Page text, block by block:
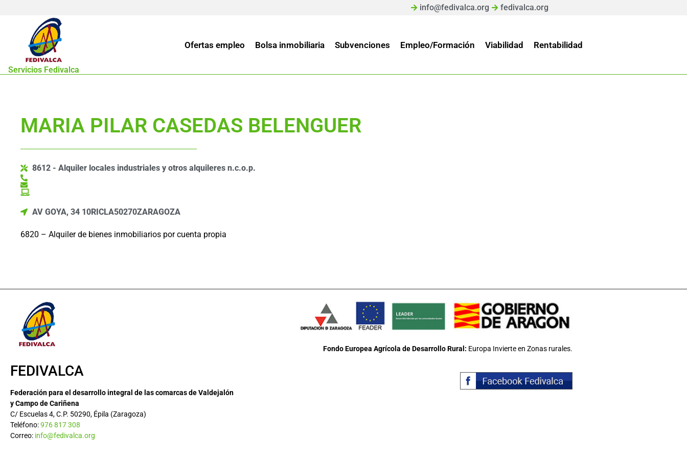
info@fedivalca.org fedivalca.org
Servicios Fedivalca
Ofertas empleo Bolsa inmobiliaria Subvenciones Empleo/Formación Viabilidad Rentabilidad
MARIA PILAR CASEDAS BELENGUER
8612 - Alquiler locales industriales y otros alquileres n.c.o.p.
AV GOYA, 34 10RICLA50270ZARAGOZA
6820 – Alquiler de bienes inmobiliarios por cuenta propia
FEDIVALCA
Federación para el desarrollo integral de las comarcas de Valdejalón
y Campo de Cariñena
C/ Escuelas 4, C.P. 50290, Épila (Zaragoza)
Teléfono:976 817 308
Correo: info@fedivalca.org
Fondo Europea Agrícola de Desarrollo Rural: Europa Invierte en Zonas rurales.